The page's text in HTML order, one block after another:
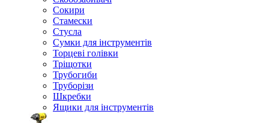
Сокири
Стамески
Стусла
Сумки для інструментів
Торцеві голівки
Тріщотки
Трубогиби
Труборізи
Шкребки
Ящики для інструментів